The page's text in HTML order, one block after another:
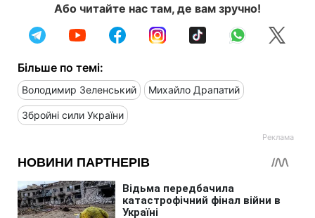
Або читайте нас там, де вам зручно!
Більше по темі:
Володимир Зеленський Михайло Драпатий
Збройні сили України